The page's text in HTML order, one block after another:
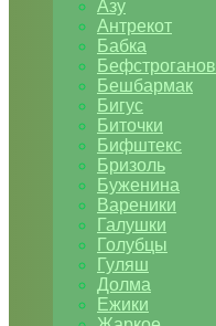
Азу
Антрекот
Бабка
Бефстроганов
Бешбармак
Бигус
Биточки
Бифштекс
Бризоль
Буженина
Вареники
Галушки
Голубцы
Гуляш
Долма
Ежики